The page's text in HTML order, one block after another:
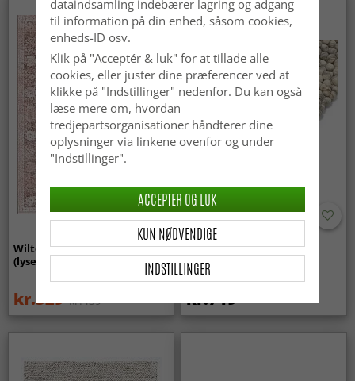
Wilton-tæppe - Gombalia
(lyserød)
kr.329 kr.439
Nyhed
Uldtæppe - Avafors Wool
Bubble (grå/beige)
kr.719
dataindsamling indebærer lagring og adgang
til information på din enhed, såsom cookies,
enheds-ID osv.
Klik på "Acceptér & luk" for at tillade alle
cookies, eller juster dine præferencer ved at
klikke på "Indstillinger" nedenfor. Du kan også
læse mere om, hvordan
tredjepartsorganisationer håndterer dine
oplysninger via linkene ovenfor og under
"Indstillinger".
INDSTILLINGER
KUN NØDVENDIGE
ACCEPTER OG LUK